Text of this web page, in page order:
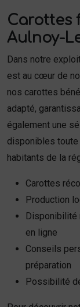
Carottes
Aulnoy-
Dans notre
est au cœur de
nos carottes
adapté,
également une
disponibles toute
habitants de la
Carottes
Production
Disponibilité
en ligne
Conseils
préparation
Possibilité